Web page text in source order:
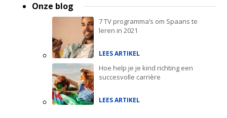
Onze blog
7 TV programma’s om Spaans te
leren in 2021
LEES ARTIKEL
Hoe help je je kind richting een
succesvolle carrière
LEES ARTIKEL